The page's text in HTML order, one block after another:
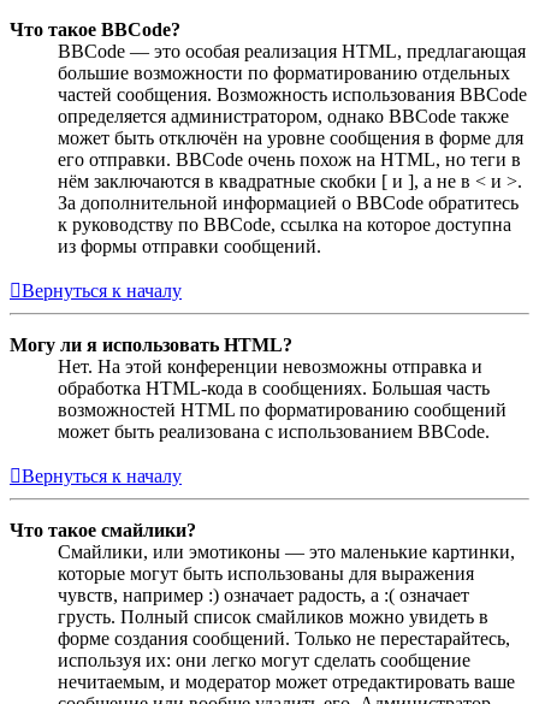
Что такое BBCode?
BBCode — это особая реализация HTML, предлагающая
большие возможности по форматированию отдельных
частей сообщения. Возможность использования BBCode
определяется администратором, однако BBCode также
может быть отключён на уровне сообщения в форме для
его отправки. BBCode очень похож на HTML, но теги в
нём заключаются в квадратные скобки [ и ], а не в < и >.
За дополнительной информацией о BBCode обратитесь
к руководству по BBCode, ссылка на которое доступна
из формы отправки сообщений.
Вернуться к началу
Могу ли я использовать HTML?
Нет. На этой конференции невозможны отправка и
обработка HTML-кода в сообщениях. Большая часть
возможностей HTML по форматированию сообщений
может быть реализована с использованием BBCode.
Вернуться к началу
Что такое смайлики?
Смайлики, или эмотиконы — это маленькие картинки,
которые могут быть использованы для выражения
чувств, например :) означает радость, а :( означает
грусть. Полный список смайликов можно увидеть в
форме создания сообщений. Только не перестарайтесь,
используя их: они легко могут сделать сообщение
нечитаемым, и модератор может отредактировать ваше